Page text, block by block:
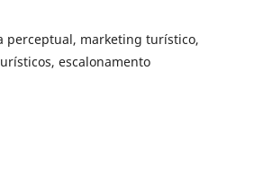
perceptual, marketing turístico,
escalonamento